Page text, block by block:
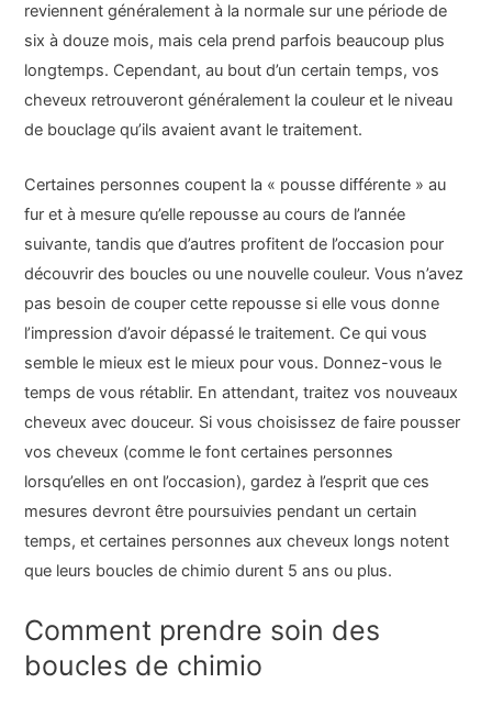
reviennent généralement à la normale sur une période de
six à douze mois, mais cela prend parfois beaucoup plus
longtemps. Cependant, au bout d’un certain temps, vos
cheveux retrouveront généralement la couleur et le niveau
de bouclage qu’ils avaient avant le traitement.
Certaines personnes coupent la « pousse différente » au
fur et à mesure qu’elle repousse au cours de l’année
suivante, tandis que d’autres profitent de l’occasion pour
découvrir des boucles ou une nouvelle couleur. Vous n’avez
pas besoin de couper cette repousse si elle vous donne
l’impression d’avoir dépassé le traitement. Ce qui vous
semble le mieux est le mieux pour vous. Donnez-vous le
temps de vous rétablir. En attendant, traitez vos nouveaux
cheveux avec douceur. Si vous choisissez de faire pousser
vos cheveux (comme le font certaines personnes
lorsqu’elles en ont l’occasion), gardez à l’esprit que ces
mesures devront être poursuivies pendant un certain
temps, et certaines personnes aux cheveux longs notent
que leurs boucles de chimio durent 5 ans ou plus.
Comment prendre soin des
boucles de chimio